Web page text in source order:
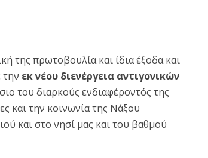
της πρωτοβουλία και ίδια έξοδα και
την εκ νέου διενέργεια αντιγονικών
του διαρκούς ενδιαφέροντός της
και την κοινωνία της Νάξου
και στο νησί μας και του βαθμού